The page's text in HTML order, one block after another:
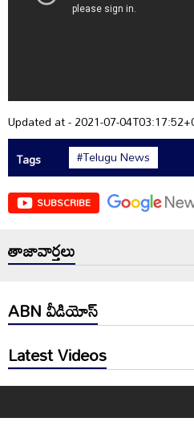
Updated at - 2021-07-
Tags
#Telugu News
SUBSCRIBE
తాజావార్తలు
ABN వీడియోస్
Latest Videos